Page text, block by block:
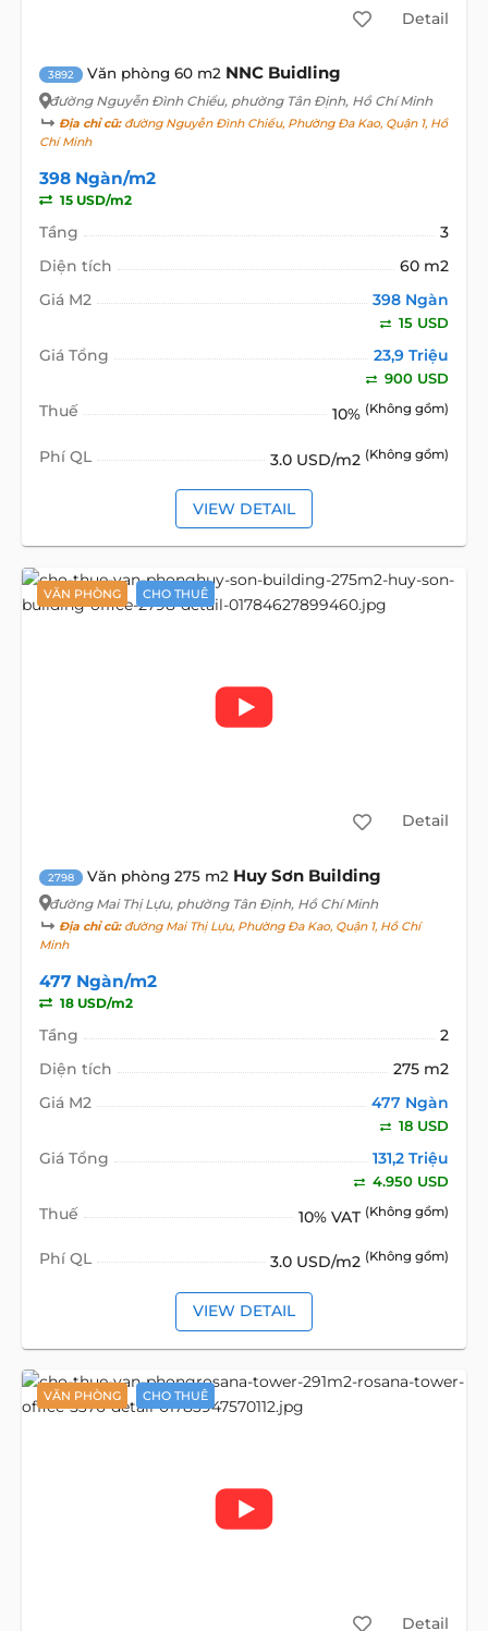
Detail
3892 Văn phòng 60 m2 NNC Buidling
đường Nguyễn Đình Chiểu, phường Tân Định, Hồ Chí Minh
Địa chỉ cũ:đường Nguyễn Đình Chiểu, Phường Đa Kao, Quận 1, Hồ
Chí Minh
398 Ngàn/m2
15 USD/m2
Tầng
3
Diện tích
60 m2
Giá M2
398 Ngàn
15 USD
Giá Tổng 23,9 Triệu
900 USD
Thuế 10% (Không gồm)
Phí QL 3.0 USD/m2 (Không gồm)
VIEW DETAIL
VĂN PHÒNG CHO THUÊ
Detail
2798 Văn phòng 275 m2 Huy Sơn Building
đường Mai Thị Lựu, phường Tân Định, Hồ Chí Minh
Địa chỉ cũ:đường Mai Thị Lựu, Phường Đa Kao, Quận 1, Hồ Chí
Minh
477 Ngàn/m2
18 USD/m2
Tầng
2
Diện tích
275 m2
Giá M2
477 Ngàn
18 USD
Giá Tổng 131,2 Triệu
4.950 USD
Thuế 10% VAT (Không gồm)
Phí QL 3.0 USD/m2 (Không gồm)
VIEW DETAIL
VĂN PHÒNG CHO THUÊ
Detail